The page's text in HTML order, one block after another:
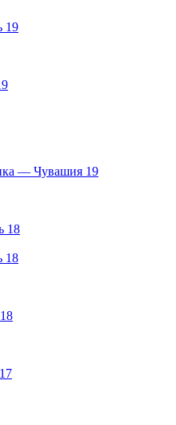
19
— Чувашия 19
18
18
18
17